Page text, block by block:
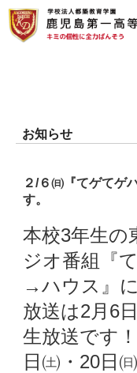
お知らせ
２/６㈰『てゲてゲ
す。
本校3年生の
ジオ番組『
→ハウス』
放送は2月6
生放送です
日㈯・20日